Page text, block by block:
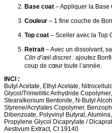
Base coat – Appliquer la Base
Couleur – 1 fine couche de
Top coat – Sceller avec la Top
Retrait – Avec un dissolvant,
Clin d’œil discret : ajoutez
coup de cœur toute l’année.
INCI :
Butyl Acetate, Ethyl Acetate,
Glycol/Trimellitic Anhydride
Stearalkonium Bentonite, N-Butyl
Styrene/Acrylates Copolymer,
Dibenzoate, Polyvinyl Butyral,
Propylene Glycol Dicaprylate /
Aestivum Extract, CI 19140